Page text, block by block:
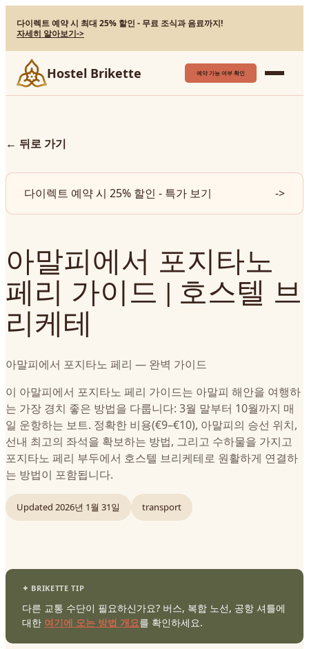
다이렉트 예약 시 최대 25% 할인 - 무료 조식과 음료까지!
자세히 알아보기->
Hostel Brikette 예약 가능 여부 확인
← 뒤로 가기
다이렉트 예약 시 25% 할인 - 특가 보기 ->
아말피에서 포지타노
페리 가이드 | 호스텔 브
리케테
아말피에서 포지타노 페리 — 완벽 가이드
이 아말피에서 포지타노 페리 가이드는 아말피 해안을 여행하
는 가장 경치 좋은 방법을 다룹니다: 3월 말부터 10월까지 매
일 운항하는 보트. 정확한 비용(€9–€10), 아말피의 승선 위치,
선내 최고의 좌석을 확보하는 방법, 그리고 수하물을 가지고
포지타노 페리 부두에서 호스텔 브리케테로 원활하게 연결하
는 방법이 포함됩니다.
Updated 2026년 1월 31일 transport
다른 교통 수단이 필요하신가요? 버스, 복합 노선, 공항 셔틀에
대한 여기에 오는 방법 개요를 확인하세요.